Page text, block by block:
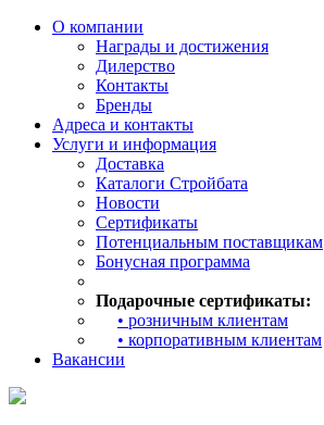
О компании
Награды и достижения
Дилерство
Контакты
Бренды
Адреса и контакты
Услуги и информация
Доставка
Каталоги Стройбата
Новости
Сертификаты
Потенциальным поставщикам
Бонусная программа
Подарочные сертификаты:
• розничным клиентам
• корпоративным клиентам
Вакансии